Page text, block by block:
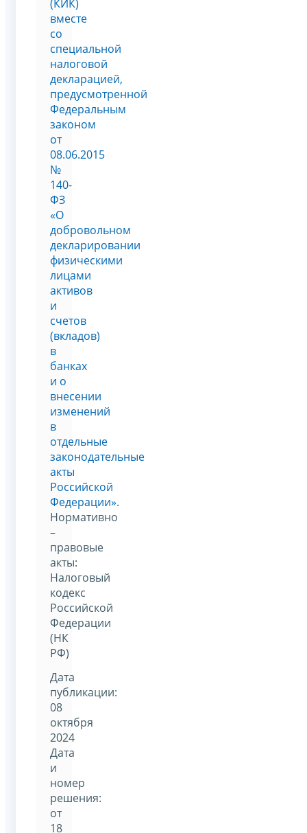
(КИК)
вместе
со
специальной
налоговой
декларацией,
предусмотренной
Федеральным
законом
от
08.06.2015
№
140-
ФЗ
«О
добровольном
декларировании
физическими
лицами
активов
и
счетов
(вкладов)
в
банках
и о
внесении
изменений
в
отдельные
законодательные
акты
Российской
Федерации».
Нормативно
–
правовые
акты:
Налоговый
кодекс
Российской
Федерации
(НК
РФ)
Дата
публикации:
08
октября
2024
Дата
и
номер
решения:
от
18